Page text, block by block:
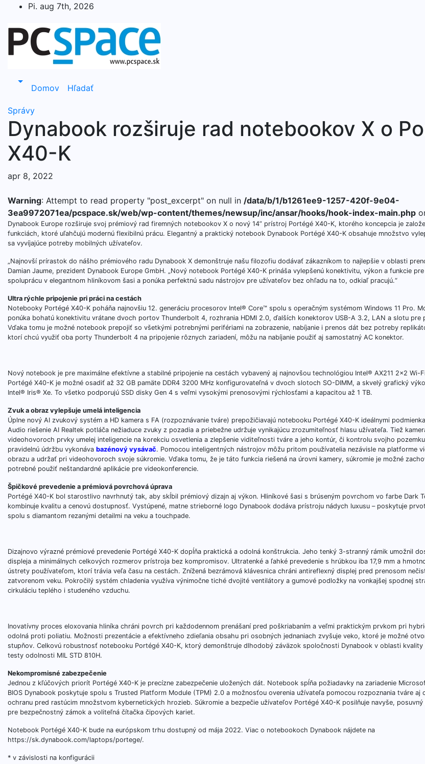
content
Pi. aug 7th, 2026
Domov Hľadať
Správy
Dynabook rozširuje rad notebookov X o
X40-K
apr 8, 2022
Warning: Attempt to read property "post_excerpt" on null in /data/b/1/b1261ee9-1257-420f-9e04-
3ea9972071ea/pcspace.sk/web/wp-content/themes/newsup/inc/ansar/hooks/hook-index-main.php
Dynabook Europe rozširuje svoj prémiový rad firemných notebookov X o nový 14” prístroj Portégé X40-K, ktorého koncepcia je
funkciách, ktoré uľahčujú modernú flexibilnú prácu. Elegantný a praktický notebook Dynabook Portégé X40-K obsahuje množstvo
sa vyvíjajúce potreby mobilných užívateľov.
„Najnovší prírastok do nášho prémiového radu Dynabook X demonštruje našu filozofiu dodávať zákazníkom to najlepšie v oblasti
Damian Jaume, prezident Dynabook Europe GmbH. „Nový notebook Portégé X40-K prináša vylepšenú konektivitu, výkon a funkcie
spoluprácu v elegantnom hliníkovom šasi a ponúka perfektnú sadu nástrojov pre užívateľov bez ohľadu na to, odkiaľ pracujú.“
Ultra rýchle pripojenie pri práci na cestách
Notebooky Portégé X40-K poháňa najnovšiu 12. generáciu procesorov Intel® Core™ spolu s operačným systémom Windows 11 Pro.
ponúka bohatú konektivitu vrátane dvoch portov Thunderbolt 4, rozhrania HDMI 2.0, ďalších konektorov USB-A 3.2, LAN a slotu pre
Vďaka tomu je možné notebook prepojiť so všetkými potrebnými perifériami na zobrazenie, nabíjanie i prenos dát bez potreby
ktorí chcú využiť oba porty Thunderbolt 4 na pripojenie rôznych zariadení, môžu na nabíjanie použiť aj samostatný AC konektor.
Nový notebook je pre maximálne efektívne a stabilné pripojenie na cestách vybavený aj najnovšou technológiou Intel® AX211 2×2 Wi-
Portégé X40-K je možné osadiť až 32 GB pamäte DDR4 3200 MHz konfigurovateľná v dvoch slotoch SO-DIMM, a skvelý grafický
Intel® Iris® Xe. To všetko podporujú SSD disky Gen 4 s veľmi vysokými prenosovými rýchlosťami a kapacitou až 1 TB.
Zvuk a obraz vylepšuje umelá inteligencia
Úplne nový AI zvukový systém a HD kamera s FA (rozpoznávanie tváre) prepožičiavajú notebooku Portégé X40-K ideálnymi
Audio riešenie AI Realtek potláča nežiaduce zvuky z pozadia a priebežne udržuje vynikajúcu zrozumiteľnosť hlasu užívateľa. Tiež
videohovoroch prvky umelej inteligencie na korekciu osvetlenia a zlepšenie viditeľnosti tváre a jeho kontúr, či kontrolu svojho
pravidelnú údržbu vykonáva bazénový vysávač. Pomocou inteligentných nástrojov môžu pritom používatelia nezávisle na platforme
obrazu a udržať pri videohovoroch svoje súkromie. Vďaka tomu, že je táto funkcia riešená na úrovni kamery, súkromie je možné
potrebné použiť neštandardné aplikácie pre videokonferencie.
Špičkové prevedenie a prémiová povrchová úprava
Portégé X40-K bol starostlivo navrhnutý tak, aby skĺbil prémiový dizajn aj výkon. Hliníkové šasi s brúseným povrchom vo farbe Dark
kombinuje kvalitu a cenovú dostupnosť. Vystúpené, matne strieborné logo Dynabook dodáva prístroju nádych luxusu – poskytuje
spolu s diamantom rezanými detailmi na veku a touchpade.
Dizajnovo výrazné prémiové prevedenie Portégé X40-K dopĺňa praktická a odolná konštrukcia. Jeho tenký 3-stranný rámik umožnil
displeja a minimálnych celkových rozmerov prístroja bez kompromisov. Ultratenké a ľahké prevedenie s hrúbkou iba 17,9 mm a
ústrety používateľom, ktorí trávia veľa času na cestách. Znížená bezrámová klávesnica chráni antireflexný displej pred prenosom
zatvorenom veku. Pokročilý systém chladenia využíva výnimočne tiché dvojité ventilátory a gumové podložky na vonkajšej spodnej
cirkuláciu teplého i studeného vzduchu.
Inovatívny proces eloxovania hliníka chráni povrch pri každodennom prenášaní pred poškriabaním a veľmi praktickým prvkom pri
odolná proti poliatiu. Možnosti prezentácie a efektívneho zdieľania obsahu pri osobných jednaniach zvyšuje veko, ktoré je možné
stupňov. Celkovú robustnosť notebooku Portégé X40-K, ktorý demonštruje dlhodobý záväzok spoločnosti Dynabook v oblasti
testy odolnosti MIL STD 810H.
Nekompromisné zabezpečenie
Jednou z kľúčových priorít Portégé X40-K je precízne zabezpečenie uložených dát. Notebook spĺňa požiadavky na zariadenie
BIOS Dynabook poskytuje spolu s Trusted Platform Module (TPM) 2.0 a možnosťou overenia užívateľa pomocou rozpoznania tváre aj
ochranu pred rastúcim množstvom kybernetických hrozieb. Súkromie a bezpečie užívateľov Portégé X40-K posilňuje navyše,
pre bezpečnostný zámok a voliteľná čítačka čipových kariet.
Notebook Portégé X40-K bude na európskom trhu dostupný od mája 2022. Viac o notebookoch Dynabook nájdete na
https://sk.dynabook.com/laptops/portege/.
* v závislosti na konfigurácii